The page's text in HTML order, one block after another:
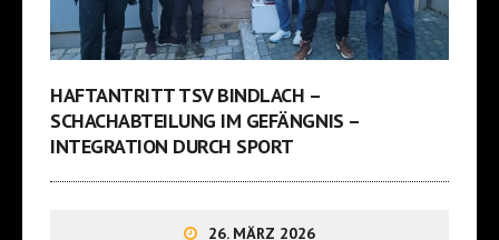
HAFTANTRITT TSV BINDLACH –
SCHACHABTEILUNG IM GEFÄNGNIS –
INTEGRATION DURCH SPORT
26. MÄRZ 2026